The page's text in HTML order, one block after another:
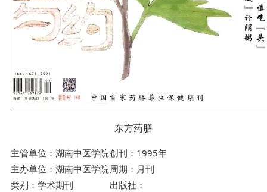
东方药膳
主管单位：湖南中医学院创刊：1995年
主办单位：湖南中医学院周期：月刊
类别：学术期刊
出版社：